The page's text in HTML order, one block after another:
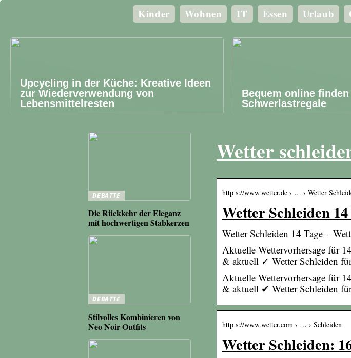
Kinder Wohnen IT Essen Urlaub
Upcycling in der Küche: Kreative Ideen
zur Wiederverwendung von
Lebensmittelresten
Bequem online
Schwerlastregale
Wetter
http s://www.wetter.de › … › Wetter
Wetter Schleiden
Wetter Schleiden 14 Tage –
Aktuelle Wettervorhersage für
& aktuell ✓ Wetter Schleiden
Aktuelle Wettervorhersage für
& aktuell ✔ Wetter Schleiden
http s://www.wetter.com › … › Schleiden
Wetter Schleiden:
DEBATTE
Die Rückkehr der Eleganz
mit hochwertigen Stabkerzen
DEBATTE
Stilvolles Kombinieren von
Neo Noir Outfits